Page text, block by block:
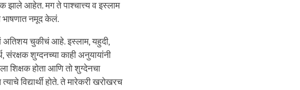
झाले आहेत. मग ते पाश्चात्त्य व इस्लाम
भाषणात नमूद केलं.
अतिशय चुकीचं आहे. इस्लाम, यहुदी,
संरक्षक शुग्दनच्या काही अनुयायांनी
शिक्षक होता आणि तो शुग्देनचा
विद्यार्थी होते. ते मारेकरी खरोखरच